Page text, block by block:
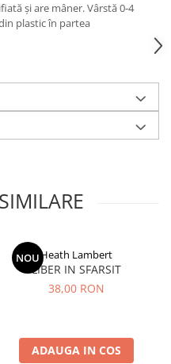
și are mâner. Vârstă 0-4
plastic în partea
NOUHeath Lambert
LIBER IN SFARSIT
38,00 RON
ADAUGA IN COS